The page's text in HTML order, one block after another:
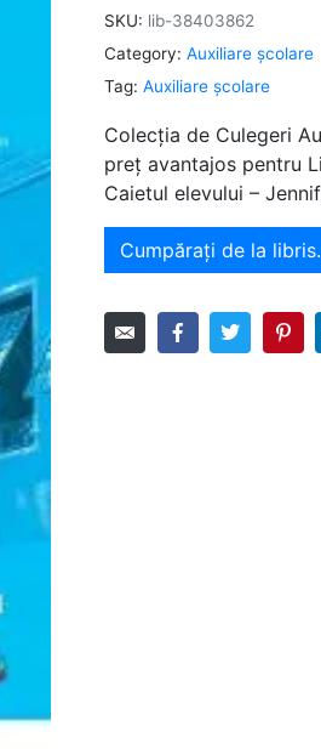
SKU: lib-38403862
Category: Auxiliare şcolare
Tag: Auxiliare şcolare
Colecția de Culegeri
preț avantajos pentru
Caietul elevului –
Cumpărați de la